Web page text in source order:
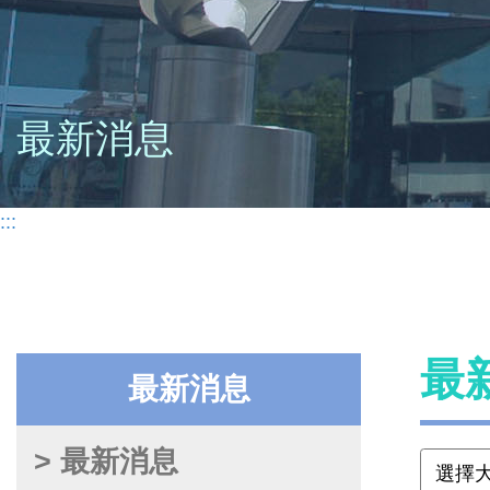
最新消息
:::
最新消息
> 最新消息
最